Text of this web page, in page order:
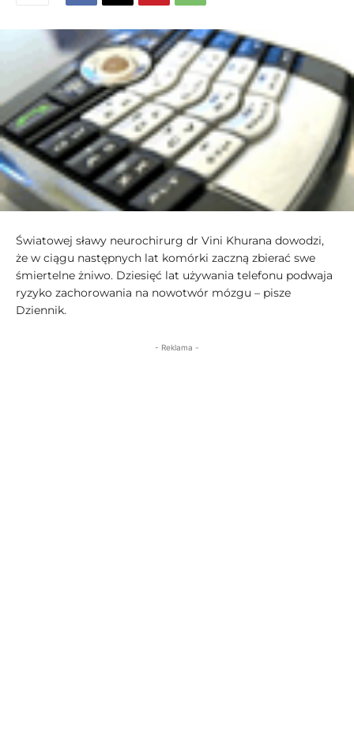
Światowej sławy neurochirurg dr Vini Khurana dowodzi,
że w ciągu następnych lat komórki zaczną zbierać swe
śmiertelne żniwo. Dziesięć lat używania telefonu podwaja
ryzyko zachorowania na nowotwór mózgu – pisze
Dziennik.
- Reklama -